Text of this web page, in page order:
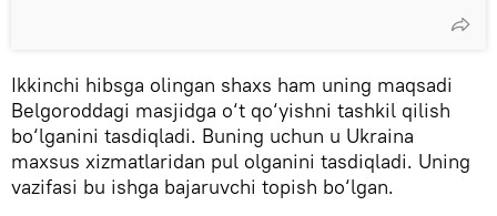
Ikkinchi hibsga olingan shaxs ham uning maqsadi
Belgoroddagi masjidga o‘t qo‘yishni tashkil qilish
bo‘lganini tasdiqladi. Buning uchun u Ukraina
maxsus xizmatlaridan pul olganini tasdiqladi. Uning
vazifasi bu ishga bajaruvchi topish bo‘lgan.